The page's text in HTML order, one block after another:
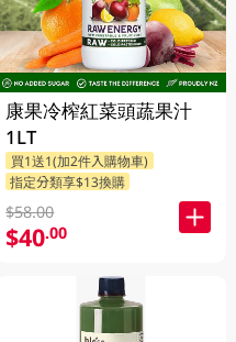
康果冷榨紅菜頭蔬果汁
1LT
買1送1(加2件入購物車)
指定分類享$13換購
$58.00
$40.00